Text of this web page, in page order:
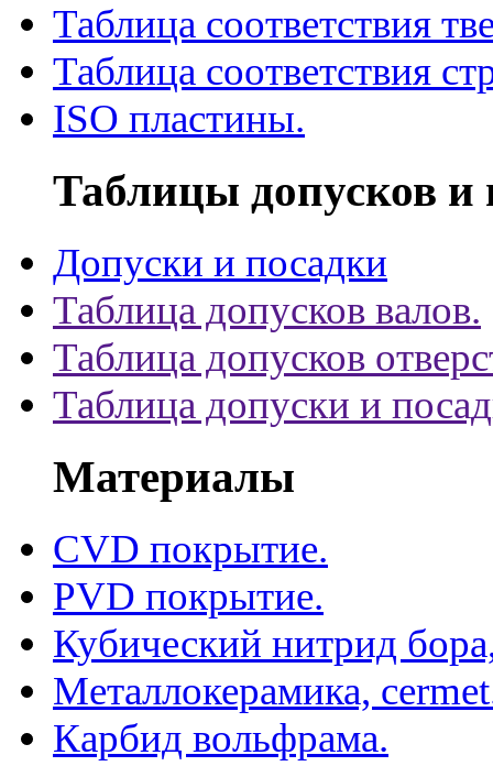
Таблица соответствия
Таблица соответствия
ISO пластины.
Таблицы допусков и
Допуски и посадки
Таблица допусков валов.
Таблица допусков
Таблица допуски и
Материалы
CVD покрытие.
PVD покрытие.
Кубический нитрид
Металлокерамика,
Карбид вольфрама.